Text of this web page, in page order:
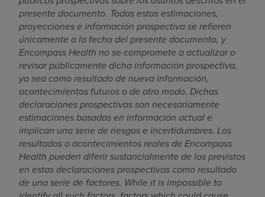
presente documento. Todas estas estimaciones,
proyecciones e información prospectiva se refieren
únicamente a la fecha del presente documento, y
Encompass Health no se compromete a actualizar o
revisar públicamente dicha información prospectiva,
ya sea como resultado de nueva información,
acontecimientos futuros o de otro modo. Dichas
declaraciones prospectivas son necesariamente
estimaciones basadas en información actual e
implican una serie de riesgos e incertidumbres. Los
resultados o acontecimientos reales de Encompass
Health pueden diferir sustancialmente de los previstos
en estas declaraciones prospectivas como resultado
de una serie de factores. While it is impossible to